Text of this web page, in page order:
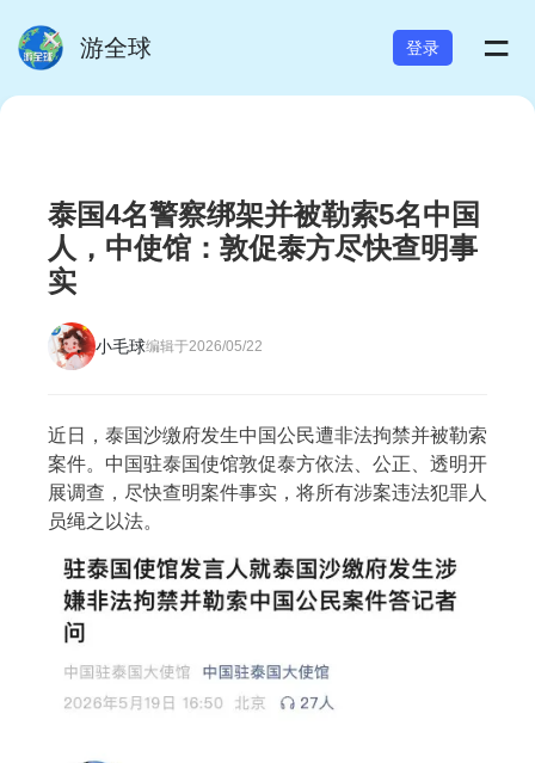
游全球 登录 =
泰国4名警察绑架并被勒索5名中国
人，中使馆：敦促泰方尽快查明事
实
小毛球编辑于2026/05/22
近日，泰国沙缴府发生中国公民遭非法拘禁并被勒索
案件。中国驻泰国使馆敦促泰方依法、公正、透明开
展调查，尽快查明案件事实，将所有涉案违法犯罪人
员绳之以法。